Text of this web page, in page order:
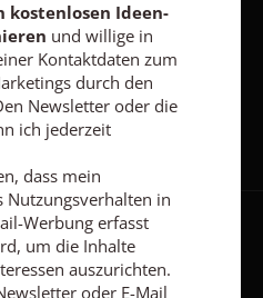
Jetzt anmelden
Datenschutz Barrierefreiheit
kostenlosen Ideen-
und willige in
Kontaktdaten zum
durch den
Newsletter oder die
ich jederzeit
dass mein
Nutzungsverhalten in
Werbung erfasst
um die Inhalte
auszurichten.
oder E-Mail